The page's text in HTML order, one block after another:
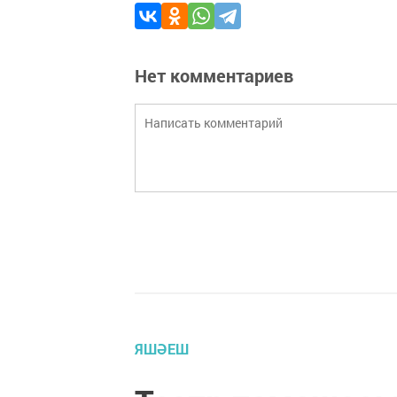
Нет комментариев
ЯШӘЕШ